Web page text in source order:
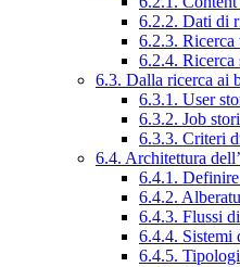
6.2.2. Dati di
6.2.3. Ricerca
6.2.4. Ricerca
6.3. Dalla ricerca ai
6.3.1. User
6.3.2. Job
6.3.3. Criteri
6.4. Architettura
6.4.1.
6.4.2.
6.4.3. Flussi
6.4.4. Sistemi
6.4.5.